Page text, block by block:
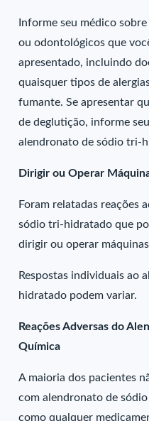
Informe seu médico
ou odontológicos que
apresentado, incluindo
quaisquer tipos de
fumante. Se apresentar
de deglutição, informe
alendronato de sódio tri-
Dirigir ou Operar
Foram relatadas reações
sódio tri-hidratado que
dirigir ou operar
Respostas individuais ao
hidratado podem variar.
Reações Adversas do
Química
A maioria dos pacientes
com alendronato de
como qualquer